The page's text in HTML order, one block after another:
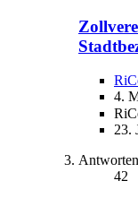
4.
23.
Antworten
42